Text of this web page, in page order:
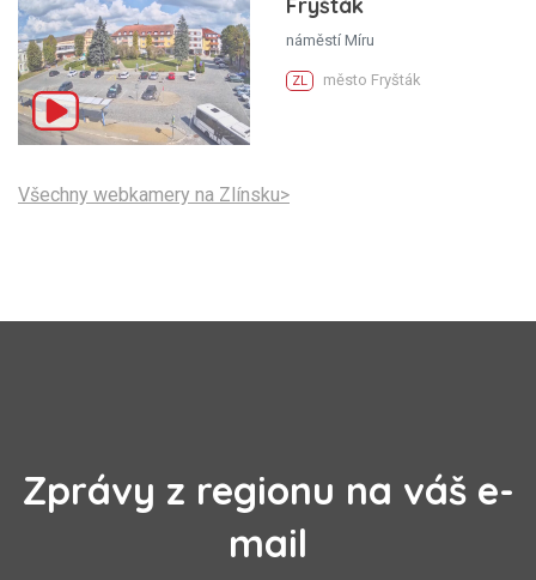
náměstí Míru
ZL město Fryšták
Všechny webkamery na Zlínsku>
Zprávy z regionu na váš e-
mail